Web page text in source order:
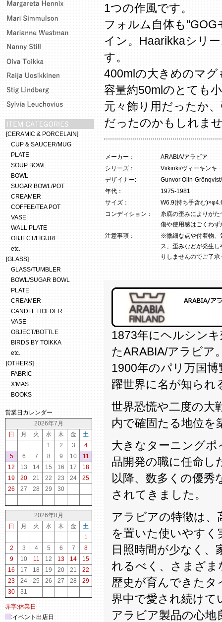
1つの作風です。
フォルム自体も
イン。Haarikkaシリ
す。
400mlの大きめのマ
容量約50mlのとても
元々飾り用だったか
だったのかもしれま
メーカー：
ARABIA/アラビア
シリーズ：
Viikinki/ヴィーキンキ
デザイナー:
Gunvor Olin-
年代：
1975-1981
サイズ：
W6.9(持ち手含む
コンディション：
糸底の歪みによりが
傷や使用感はごくわ
注意事項：
※微細な点や付着物、
ス、歪みなどが発生
りしませんのでご了承
1873年にヘルシン
たARABIA/アラビア
1900年のパリ万国
躍世界に名が知ら
世界恐慌や二度の大
内で確固たる地位を
大きなターニングポ
品開発の職に任命し
以降、数多くの優
されてきました。
アラビアの特徴は、
を置いた使いやす
日照時間が少なく
れるべく、さまざ
歴史が育んできた
界中で愛され続けて
アラビア製品の心
[CERAMIC & PORCELAIN]
CUP & SAUCER/MUG
PLATE
SOUP BOWL
BOWL
SUGAR BOWL/POT
CREAMER
COFFEE/TEA POT
VASE
WALL PLATE
OBJECT/FIGURE
etc.
[GLASS]
GLASS/TUMBLER
BOWL/SUGAR BOWL
PLATE
CREAMER
CANDLE HOLDER
VASE
OBJECT/BOTTLE
BIRDS BY TOIKKA
etc.
[OTHERS]
FABRIC
X'MAS
BOOKS
営業日カレンダー
2026年7月
日
月 火 水 木 金
土
1
2 3
4
5
6 7 8 9 10
11
12
13 14 15 16 17
18
19
20 21 22 23 24
25
26
27 28 29 30
2026年8月
日
月 火 水 木 金
土
1
2
3 4 5 6 7
8
9
10 11 12 13 14
15
16
17 18 19 20 21
22
23
24 25 26 27 28
29
30
31
赤字:休業日
:イベント出店日